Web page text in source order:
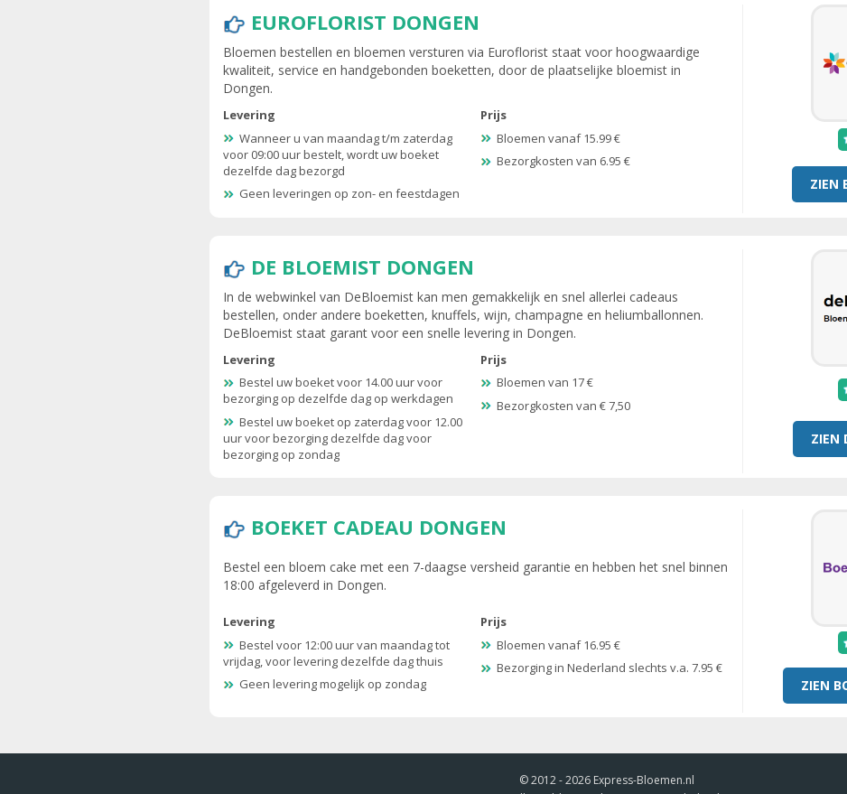
EUROFLORIST DONGEN
Bloemen bestellen en bloemen versturen via Euroflorist staat voor hoogwaardige
kwaliteit, service en handgebonden boeketten, door de plaatselijke bloemist in
Dongen.
Levering
Wanneer u van maandag t/m zaterdag
voor 09:00 uur bestelt, wordt uw boeket
dezelfde dag bezorgd
Geen leveringen op zon- en feestdagen
Prijs
Bloemen vanaf 15.99 €
Bezorgkosten van 6.95 €
ZIEN
DE BLOEMIST DONGEN
In de webwinkel van DeBloemist kan men gemakkelijk en snel allerlei cadeaus
bestellen, onder andere boeketten, knuffels, wijn, champagne en heliumballonnen.
DeBloemist staat garant voor een snelle levering in Dongen.
Levering
Bestel uw boeket voor 14.00 uur voor
bezorging op dezelfde dag op werkdagen
Bestel uw boeket op zaterdag voor 12.00
uur voor bezorging dezelfde dag voor
bezorging op zondag
Prijs
Bloemen van 17 €
Bezorgkosten van € 7,50
ZIEN
BOEKET CADEAU DONGEN
Bestel een bloem cake met een 7-daagse versheid garantie en hebben het snel binnen
18:00 afgeleverd in Dongen.
Levering
Bestel voor 12:00 uur van maandag tot
vrijdag, voor levering dezelfde dag thuis
Geen levering mogelijk op zondag
Prijs
Bloemen vanaf 16.95 €
Bezorging in Nederland slechts v.a. 7.95 €
ZIEN
© 2012 - 2026 Express-Bloemen.nl